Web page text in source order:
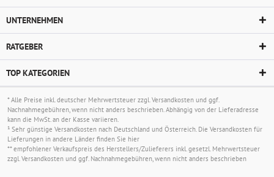
UNTERNEHMEN
RATGEBER
TOP KATEGORIEN
* Alle Preise inkl. deutscher Mehrwertsteuer zzgl.Versandkosten und ggf.
Nachnahmegebühren, wenn nicht anders beschrieben. Abhängig von der Lieferadresse
kann die MwSt. an der Kasse variieren.
¹ Sehr günstige Versandkosten nach Deutschland und Österreich. Die Versandkosten für
Lieferungen in andere Länder finden Sie hier
** empfohlener Verkaufspreis des Herstellers/Zulieferers inkl. gesetzl. Mehrwertsteuer
zzgl.Versandkosten und ggf. Nachnahmegebühren, wenn nicht anders beschrieben